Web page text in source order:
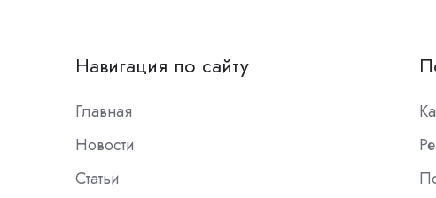
Навигация по сайту
Главная
Новости
Статьи